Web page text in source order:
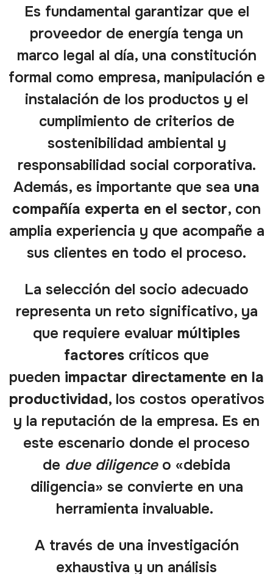
Es fundamental garantizar que el
proveedor de energía tenga un
marco legal al día, una constitución
formal como empresa, manipulación e
instalación de los productos y el
cumplimiento de criterios de
sostenibilidad ambiental y
responsabilidad social corporativa.
Además, es importante que sea una
compañía experta en el sector, con
amplia experiencia y que acompañe a
sus clientes en todo el proceso.
La selección del socio adecuado
representa un reto significativo, ya
que requiere evaluar múltiples
factores críticos que
pueden impactar directamente en la
productividad, los costos operativos
y la reputación de la empresa. Es en
este escenario donde el proceso
de due diligenceo «debida
diligencia» se convierte en una
herramienta invaluable.
A través de una investigación
exhaustiva y un análisis